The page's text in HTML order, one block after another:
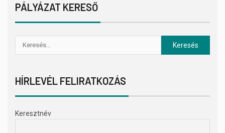
PÁLYÁZAT KERESŐ
HÍRLEVÉL FELIRATKOZÁS
Keresztnév